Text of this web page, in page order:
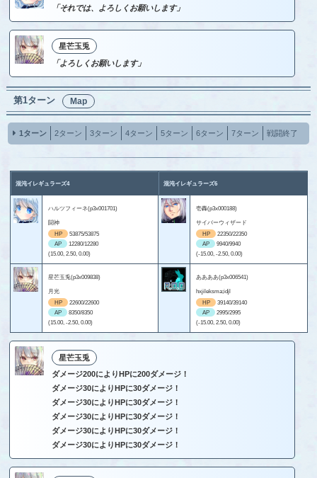
「それでは、よろしくお願いします」
星芒玉兎
「よろしくお願いします」
第1ターン Map
1ターン 2ターン 3ターン 4ターン 5ターン 6ターン 7ターン 戦闘終了
混沌イレギュラーズ4 混沌イレギュラーズ6
ハルツフィーネ(p3x001701)
闘神
HP
53875/53875
AP
12280/12280
(15.00, 2.50, 0.00)
壱轟(p3x000188)
サイバーウィザード
HP
22350/22350
AP
9940/9940
(-15.00, -2.50, 0.00)
星芒玉兎(p3x009838)
月光
HP
22600/22600
AP
8350/8350
(15.00, -2.50, 0.00)
ああああ(p3x006541)
hxjileksma;idjl
HP
39140/39140
AP
2995/2995
(-15.00, 2.50, 0.00)
星芒玉兎
ダメージ200によりHPに200ダメージ！
ダメージ30によりHPに30ダメージ！
ダメージ30によりHPに30ダメージ！
ダメージ30によりHPに30ダメージ！
ダメージ30によりHPに30ダメージ！
ダメージ30によりHPに30ダメージ！